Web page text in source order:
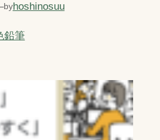
byhoshinosuu
鉛筆